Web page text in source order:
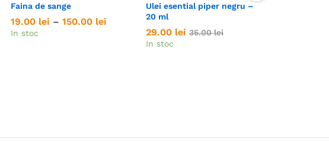
Faina de sange
19.00 lei – 150.00 lei
In stoc
19.00 lei 150.00 lei
Ulei esential piper negru –
20 ml
29.00 lei 35.00lei
In stoc
29.00 lei 35.00lei